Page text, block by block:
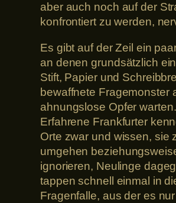
aber auch noch auf der
konfrontiert zu werden,
Es gibt auf der Zeil ein
an denen grundsätzlich
Stift, Papier und
bewaffnete Fragemonster
ahnungslose Opfer warten.
Erfahrene Frankfurter
Orte zwar und wissen, sie
umgehen
ignorieren, Neulinge
tappen schnell einmal in
Fragenfalle, aus der es